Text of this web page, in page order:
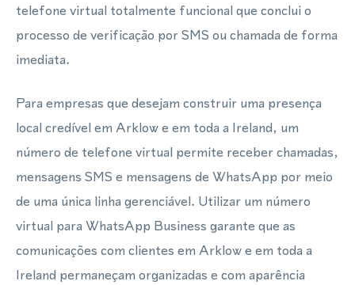
telefone virtual totalmente funcional que conclui o
processo de verificação por SMS ou chamada de forma
imediata.
Para empresas que desejam construir uma presença
local credível em Arklow e em toda a Ireland, um
número de telefone virtual permite receber chamadas,
mensagens SMS e mensagens de WhatsApp por meio
de uma única linha gerenciável. Utilizar um número
virtual para WhatsApp Business garante que as
comunicações com clientes em Arklow e em toda a
Ireland permaneçam organizadas e com aparência